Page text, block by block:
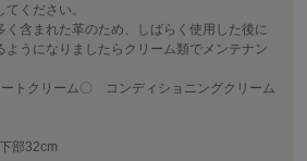
ください。
く含まれた革のため、しばらく使用した後に
ようになりましたらクリーム類でメンテナン
トクリーム〇 コンディショニングクリーム
部32cm